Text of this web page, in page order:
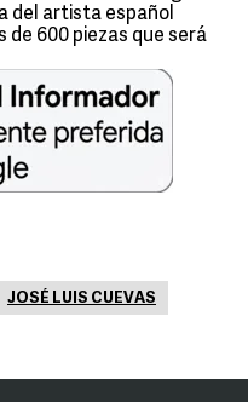
del artista español
600 piezas que será
JOSÉ LUIS CUEVAS